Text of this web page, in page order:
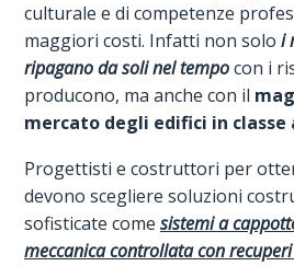
culturale e di competenze
maggiori costi. Infatti non solo i
ripagano da soli nel tempocon i
producono, ma anche con il
mercato degli edifici in
Progettisti e costruttori per
devono scegliere soluzioni
sofisticate come sistemi a
meccanica controllata con